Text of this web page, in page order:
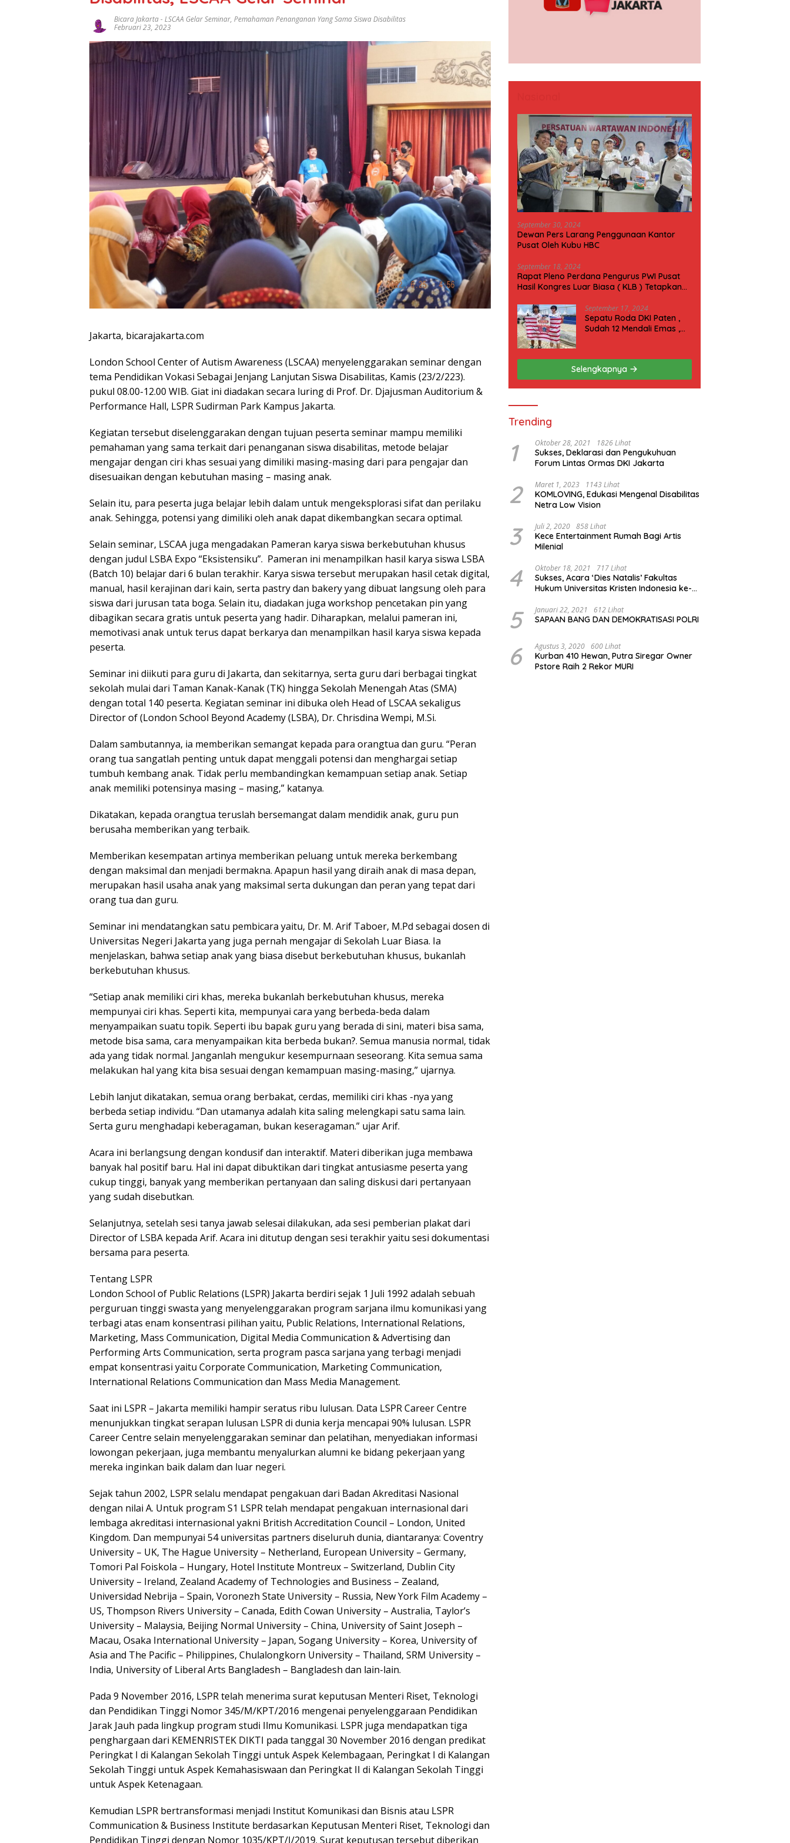
Bicara Jakarta-LSCAA Gelar Seminar, Pemahaman Penanganan Yang Sama Siswa Disabilitas
Februari 23, 2023
Jakarta, bicarajakarta.com
London School Center of Autism Awareness (LSCAA) menyelenggarakan seminar dengan
tema Pendidikan Vokasi Sebagai Jenjang Lanjutan Siswa Disabilitas, Kamis (23/2/223).
pukul 08.00-12.00 WIB. Giat ini diadakan secara luring di Prof. Dr. Djajusman Auditorium &
Performance Hall, LSPR Sudirman Park Kampus Jakarta.
Kegiatan tersebut diselenggarakan dengan tujuan peserta seminar mampu memiliki
pemahaman yang sama terkait dari penanganan siswa disabilitas, metode belajar
mengajar dengan ciri khas sesuai yang dimiliki masing-masing dari para pengajar dan
disesuaikan dengan kebutuhan masing – masing anak.
Selain itu, para peserta juga belajar lebih dalam untuk mengeksplorasi sifat dan perilaku
anak. Sehingga, potensi yang dimiliki oleh anak dapat dikembangkan secara optimal.
Selain seminar, LSCAA juga mengadakan Pameran karya siswa berkebutuhan khusus
dengan judul LSBA Expo “Eksistensiku”. ​​ Pameran ini menampilkan hasil karya siswa LSBA
(Batch 10) belajar dari 6 bulan terakhir. Karya siswa tersebut merupakan hasil cetak digital,
manual, hasil kerajinan dari kain, serta pastry dan bakery yang dibuat langsung oleh para
siswa dari jurusan tata boga. Selain itu, diadakan juga workshop pencetakan pin yang
dibagikan secara gratis untuk peserta yang hadir. Diharapkan, melalui pameran ini,
memotivasi anak untuk terus dapat berkarya dan menampilkan hasil karya siswa kepada
peserta.
Seminar ini diikuti para guru di Jakarta, dan sekitarnya, serta guru dari berbagai tingkat
sekolah mulai dari Taman Kanak-Kanak (TK) hingga Sekolah Menengah Atas (SMA)
dengan total 140 peserta. Kegiatan seminar ini dibuka oleh Head of LSCAA sekaligus
Director of (London School Beyond Academy (LSBA), Dr. Chrisdina Wempi, M.Si.
Dalam sambutannya, ia memberikan semangat kepada para orangtua dan guru. “Peran
orang tua sangatlah penting untuk dapat menggali potensi dan menghargai setiap
tumbuh kembang anak. Tidak perlu membandingkan kemampuan setiap anak. Setiap
anak memiliki potensinya masing – masing,” katanya.
Dikatakan, kepada orangtua teruslah bersemangat dalam mendidik anak, guru pun
berusaha memberikan yang terbaik.
Memberikan kesempatan artinya memberikan peluang untuk mereka berkembang
dengan maksimal dan menjadi bermakna. Apapun hasil yang diraih anak di masa depan,
merupakan hasil usaha anak yang maksimal serta dukungan dan peran yang tepat dari
orang tua dan guru.
Seminar ini mendatangkan satu pembicara yaitu, Dr. M. Arif Taboer, M.Pd sebagai dosen di
Universitas Negeri Jakarta yang juga pernah mengajar di Sekolah Luar Biasa. Ia
menjelaskan, bahwa setiap anak yang biasa disebut berkebutuhan khusus, bukanlah
berkebutuhan khusus.
“Setiap anak memiliki ciri khas, mereka bukanlah berkebutuhan khusus, mereka
mempunyai ciri khas. Seperti kita, mempunyai cara yang berbeda-beda dalam
menyampaikan suatu topik. Seperti ibu bapak guru yang berada di sini, materi bisa sama,
metode bisa sama, cara menyampaikan kita berbeda bukan?. Semua manusia normal, tidak
ada yang tidak normal. Janganlah mengukur kesempurnaan seseorang. Kita semua sama
melakukan hal yang kita bisa sesuai dengan kemampuan masing-masing,” ujarnya.
Lebih lanjut dikatakan, semua orang berbakat, cerdas, memiliki ciri khas -nya yang
berbeda setiap individu. “Dan utamanya adalah kita saling melengkapi satu sama lain.
Serta guru menghadapi keberagaman, bukan keseragaman.” ujar Arif.
Acara ini berlangsung dengan kondusif dan interaktif. Materi diberikan juga membawa
banyak hal positif baru. Hal ini dapat dibuktikan dari tingkat antusiasme peserta yang
cukup tinggi, banyak yang memberikan pertanyaan dan saling diskusi dari pertanyaan
yang sudah disebutkan.
Selanjutnya, setelah sesi tanya jawab selesai dilakukan, ada sesi pemberian plakat dari
Director of LSBA kepada Arif. Acara ini ditutup dengan sesi terakhir yaitu sesi dokumentasi
bersama para peserta.
Tentang LSPR
London School of Public Relations (LSPR) Jakarta berdiri sejak 1 Juli 1992 adalah sebuah
perguruan tinggi swasta yang menyelenggarakan program sarjana ilmu komunikasi yang
terbagi atas enam konsentrasi pilihan yaitu, Public Relations, International Relations,
Marketing, Mass Communication, Digital Media Communication & Advertising dan
Performing Arts Communication, serta program pasca sarjana yang terbagi menjadi
empat konsentrasi yaitu Corporate Communication, Marketing Communication,
International Relations Communication dan Mass Media Management.
Saat ini LSPR – Jakarta memiliki hampir seratus ribu lulusan. Data LSPR Career Centre
menunjukkan tingkat serapan lulusan LSPR di dunia kerja mencapai 90% lulusan. LSPR
Career Centre selain menyelenggarakan seminar dan pelatihan, menyediakan informasi
lowongan pekerjaan, juga membantu menyalurkan alumni ke bidang pekerjaan yang
mereka inginkan baik dalam dan luar negeri.
Sejak tahun 2002, LSPR selalu mendapat pengakuan dari Badan Akreditasi Nasional
dengan nilai A. Untuk program S1 LSPR telah mendapat pengakuan internasional dari
lembaga akreditasi internasional yakni British Accreditation Council – London, United
Kingdom. Dan mempunyai 54 universitas partners diseluruh dunia, diantaranya: Coventry
University – UK, The Hague University – Netherland, European University – Germany,
Tomori Pal Foiskola – Hungary, Hotel Institute Montreux – Switzerland, Dublin City
University – Ireland, Zealand Academy of Technologies and Business – Zealand,
Universidad Nebrija – Spain, Voronezh State University – Russia, New York Film Academy –
US, Thompson Rivers University – Canada, Edith Cowan University – Australia, Taylor’s
University – Malaysia, Beijing Normal University – China, University of Saint Joseph –
Macau, Osaka International University – Japan, Sogang University – Korea, University of
Asia and The Pacific – Philippines, Chulalongkorn University – Thailand, SRM University –
India, University of Liberal Arts Bangladesh – Bangladesh dan lain-lain.
Pada 9 November 2016, LSPR telah menerima surat keputusan Menteri Riset, Teknologi
dan Pendidikan Tinggi Nomor 345/M/KPT/2016 mengenai penyelenggaraan Pendidikan
Jarak Jauh pada lingkup program studi Ilmu Komunikasi. LSPR juga mendapatkan tiga
penghargaan dari KEMENRISTEK DIKTI pada tanggal 30 November 2016 dengan predikat
Peringkat I di Kalangan Sekolah Tinggi untuk Aspek Kelembagaan, Peringkat I di Kalangan
Sekolah Tinggi untuk Aspek Kemahasiswaan dan Peringkat II di Kalangan Sekolah Tinggi
untuk Aspek Ketenagaan.
Kemudian LSPR bertransformasi menjadi Institut Komunikasi dan Bisnis atau LSPR
Communication & Business Institute berdasarkan Keputusan Menteri Riset, Teknologi dan
Pendidikan Tinggi dengan Nomor 1035/KPT/I/2019. Surat keputusan tersebut diberikan
September 30, 2024
Dewan Pers Larang Penggunaan Kantor
Pusat Oleh Kubu HBC
September 18, 2024
Rapat Pleno Perdana Pengurus PWI Pusat
Hasil Kongres Luar Biasa ( KLB ) Tetapkan
September 17, 2024
Sepatu Roda DKI Paten ,
Sudah 12 Mendali Emas ,
Selengkapnya
Trending
1 Oktober 28, 2021 1826 Lihat
Sukses, Deklarasi dan Pengukuhuan
Forum Lintas Ormas DKI Jakarta
2 Maret 1, 2023 1143 Lihat
KOMLOVING, Edukasi Mengenal Disabilitas
Netra Low Vision
3 Juli 2, 2020 858 Lihat
Kece Entertainment Rumah Bagi Artis
Milenial
4 Oktober 18, 2021 717 Lihat
Sukses, Acara ‘Dies Natalis’ Fakultas
Hukum Universitas Kristen Indonesia ke-
5 Januari 22, 2021 612 Lihat
SAPAAN BANG DAN DEMOKRATISASI POLRI
6 Agustus 3, 2020 600 Lihat
Kurban 410 Hewan, Putra Siregar Owner
Pstore Raih 2 Rekor MURI